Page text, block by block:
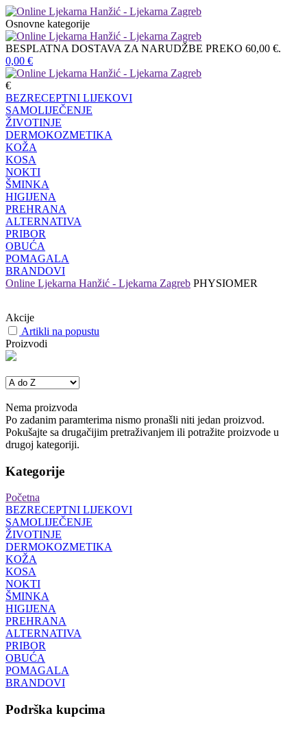
Osnovne kategorije
BESPLATNA DOSTAVA ZA NARUDŽBE PREKO 60,00 €.
0,00 €
€
BEZRECEPTNI LIJEKOVI
SAMOLIJEČENJE
ŽIVOTINJE
DERMOKOZMETIKA
KOŽA
KOSA
NOKTI
ŠMINKA
HIGIJENA
PREHRANA
ALTERNATIVA
PRIBOR
OBUĆA
POMAGALA
BRANDOVI
Online Ljekarna Hanžić - Ljekarna Zagreb PHYSIOMER
Akcije
Artikli na popustu
Proizvodi
Nema proizvoda
Po zadanim paramterima nismo pronašli niti jedan proizvod.
Pokušajte sa drugačijim pretraživanjem ili potražite proizvode u
drugoj kategoriji.
Kategorije
Početna
BEZRECEPTNI LIJEKOVI
SAMOLIJEČENJE
ŽIVOTINJE
DERMOKOZMETIKA
KOŽA
KOSA
NOKTI
ŠMINKA
HIGIJENA
PREHRANA
ALTERNATIVA
PRIBOR
OBUĆA
POMAGALA
BRANDOVI
Podrška kupcima